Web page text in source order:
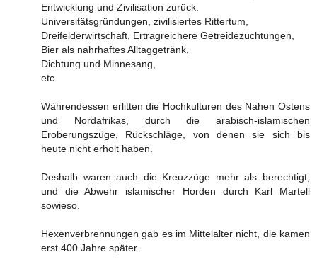
Entwicklung und Zivilisation zurück.
Universitätsgründungen, zivilisiertes Rittertum,
Dreifelderwirtschaft, Ertragreichere Getreidezüchtungen,
Bier als nahrhaftes Alltaggetränk,
Dichtung und Minnesang,
etc.
Währendessen erlitten die Hochkulturen des Nahen Ostens
und Nordafrikas, durch die arabisch-islamischen
Eroberungszüge, Rückschläge, von denen sie sich bis
heute nicht erholt haben.
Deshalb waren auch die Kreuzzüge mehr als berechtigt,
und die Abwehr islamischer Horden durch Karl Martell
sowieso.
Hexenverbrennungen gab es im Mittelalter nicht, die kamen
erst 400 Jahre später.